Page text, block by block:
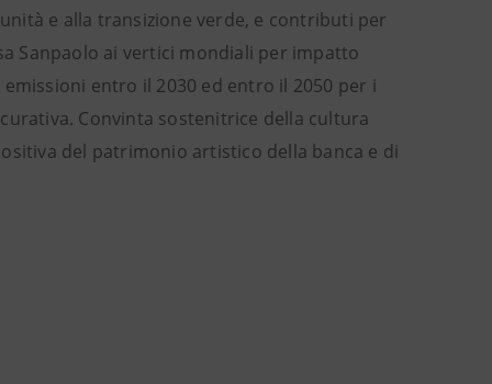
e alla transizione verde, e contributi per
Sanpaolo ai vertici mondiali per impatto
entro il 2030 ed entro il 2050 per i
Convinta sostenitrice della cultura
del patrimonio artistico della banca e di